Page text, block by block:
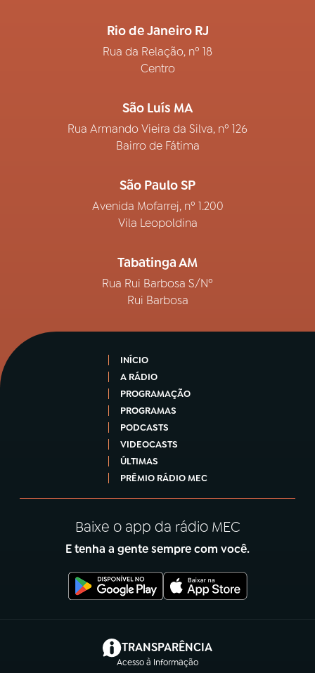
Rio de Janeiro RJ
Rua da Relação, nº 18
Centro
São Luís MA
Rua Armando Vieira da Silva, nº 126
Bairro de Fátima
São Paulo SP
Avenida Mofarrej, nº 1.200
Vila Leopoldina
Tabatinga AM
Rua Rui Barbosa S/Nº
Rui Barbosa
INÍCIO
A RÁDIO
PROGRAMAÇÃO
PROGRAMAS
PODCASTS
VIDEOCASTS
ÚLTIMAS
PRÊMIO RÁDIO MEC
Baixe o app da rádio MEC
E tenha a gente sempre com você.
TRANSPARÊNCIA
Acesso à Informação
(abre em nova aba)